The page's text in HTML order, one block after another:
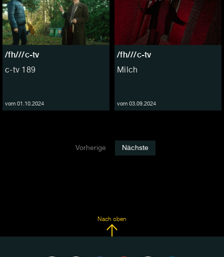
/fh///c-tv
c-tv 189
vom 01.10.2024
/fh///c-tv
Milch
vom 03.09.2024
Vorherige Nächste
Nach oben